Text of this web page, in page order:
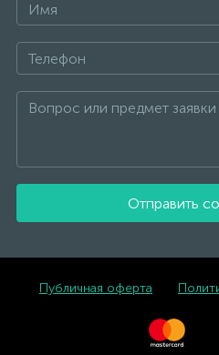
Отправить
Публичная оферта